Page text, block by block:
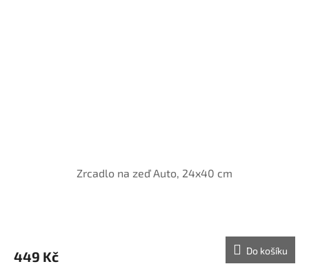
Zrcadlo na zeď Auto, 24x40 cm
449 Kč Do košíku